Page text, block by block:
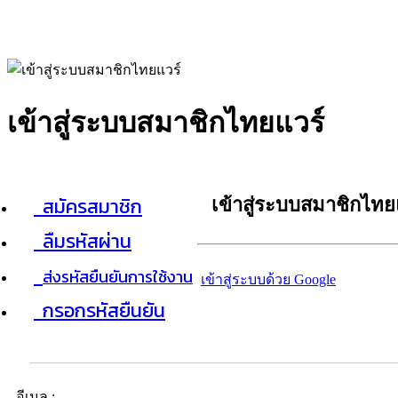
เข้าสู่ระบบสมาชิกไทยแวร์
สมัครสมาชิก
ลืมรหัสผ่าน
ส่งรหัสยืนยันการใช้งาน
กรอกรหัสยืนยัน
เข้าสู่ระบบสมาชิกไท
เข้าสู่ระบบด้วย Google